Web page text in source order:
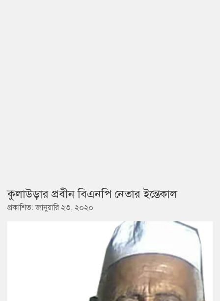
কুলাউড়ার প্রবীন বিএনপি নেতার ইন্তেকাল
প্রকাশিত: জানুয়ারি ২৩, ২০২০